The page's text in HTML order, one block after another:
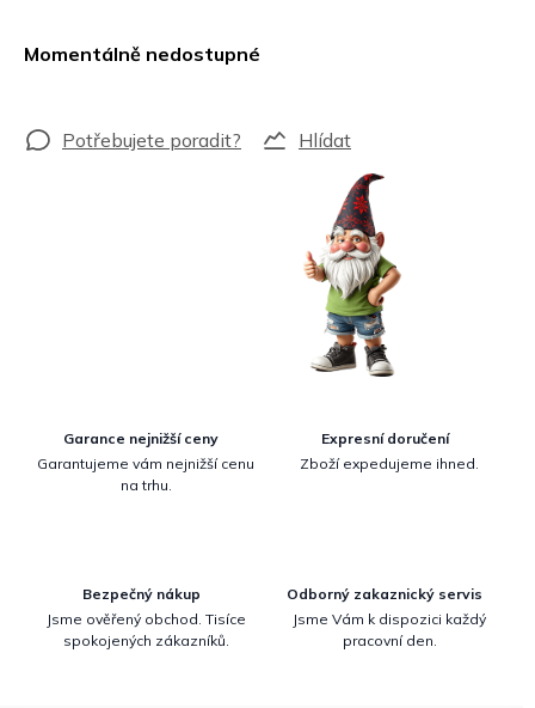
Momentálně nedostupné
Hlídat
Garance nejnižší ceny
Garantujeme vám nejnižší cenu
na trhu.
Expresní doručení
Zboží expedujeme ihned.
Bezpečný nákup
Jsme ověřený obchod. Tisíce
spokojených zákazníků.
Odborný zakaznický servis
Jsme Vám k dispozici každý
pracovní den.